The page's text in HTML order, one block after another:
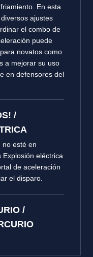
En esta
ajustes
el combo de
puede
novatos como
a mejorar su uso
en defensores del
/
no esté en
eléctrica
de aceleración
el disparo.
/